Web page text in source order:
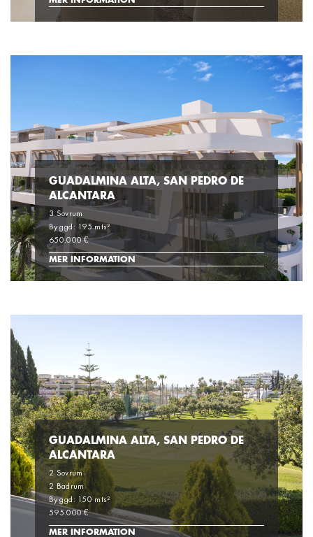
GUADALMINA ALTA, SAN PEDRO DE
ALCANTARA
3 Sovrum
Byggd: 195 mts²
650.000 €
MER INFORMATION
GUADALMINA ALTA, SAN PEDRO DE
ALCANTARA
2 Sovrum
2 Badrum
Byggd: 150 mts²
595.000 €
MER INFORMATION